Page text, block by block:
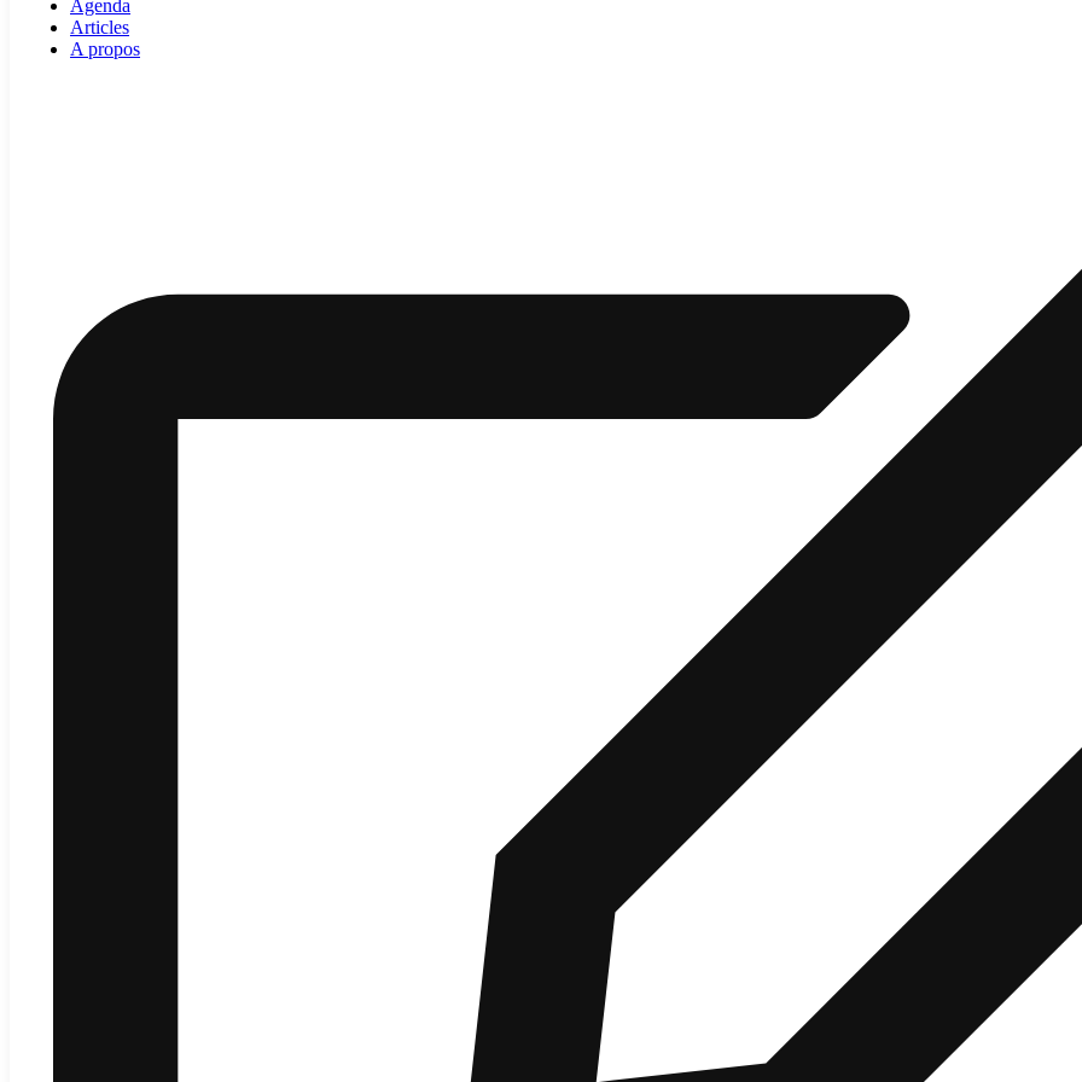
Agenda
Articles
A propos